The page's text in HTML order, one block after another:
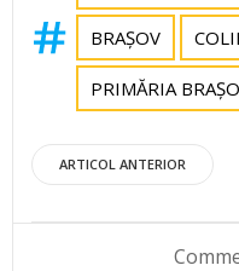
BRAȘOV
PRIMĂRIA
Post
ARTICOL ANTERIOR